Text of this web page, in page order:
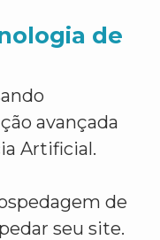
de
avançada
Artificial.
de
seu site.